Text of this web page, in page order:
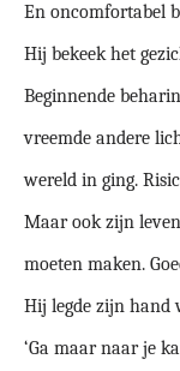
En oncomfortabel
Hij bekeek het
Beginnende
vreemde andere
wereld in ging.
Maar ook zijn
moeten maken.
Hij legde zijn hand
‘Ga maar naar je